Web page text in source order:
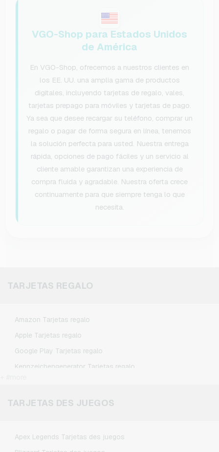
VGO-Shop para Estados Unidos
de América
En VGO-Shop, ofrecemos a nuestros clientes en
los EE. UU. una amplia gama de productos
digitales, incluyendo tarjetas de regalo, vales,
tarjetas prepago para móviles y tarjetas de pago.
Ya sea que desee recargar su teléfono, comprar un
regalo o pagar de forma segura en línea, tenemos
la solución perfecta para usted. Nuestra entrega
rápida, opciones de pago fáciles y un servicio al
cliente amable garantizan una experiencia de
compra fluida y agradable. Nuestra oferta crece
continuamente para que siempre tenga lo que
necesita.
TARJETAS REGALO
Amazon Tarjetas regalo
Apple Tarjetas regalo
Google Play Tarjetas regalo
Kennzeichengenerator Tarjetas regalo
Netflix Tarjetas regalo
TARJETAS DES JUEGOS
Apex Legends Tarjetas des juegos